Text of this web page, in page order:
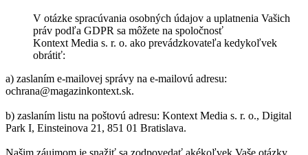
V otázke spracúvania osobných údajov a uplatnenia Vašich
práv podľa GDPR sa môžete na spoločnosť
Kontext Media s. r. o. ako prevádzkovateľa kedykoľvek
obrátiť:
a) zaslaním e-mailovej správy na e-mailovú adresu:
ochrana@magazinkontext.sk.
b) zaslaním listu na poštovú adresu: Kontext Media s. r. o., Digital
Park I, Einsteinova 21, 851 01 Bratislava.
Našim záujmom je snažiť sa zodpovedať akékoľvek Vaše otázky